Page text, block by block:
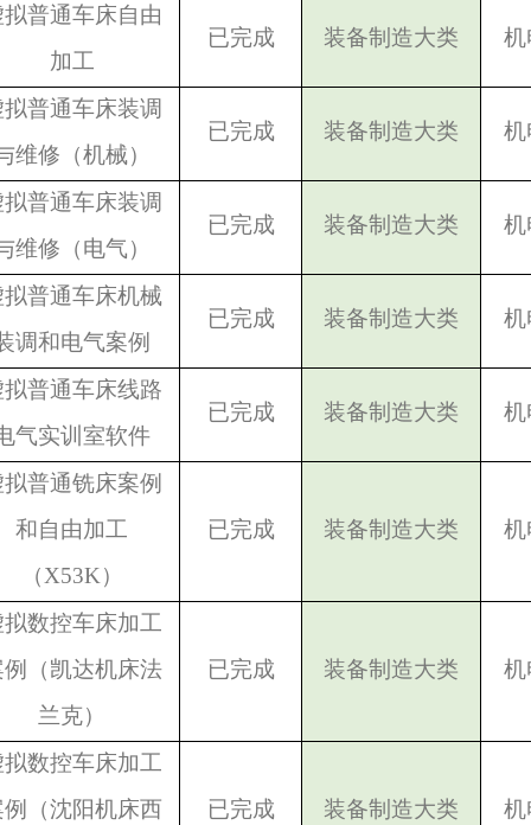
普通车床自由
加工
已完成 装备制造大类 机
普通车床装调
维修（机械）
已完成 装备制造大类 机
普通车床装调
维修（电气）
已完成 装备制造大类 机
普通车床机械
调和电气案例
已完成 装备制造大类 机
普通车床线路
气实训室软件
已完成 装备制造大类 机
普通铣床案例
和自由加工
（X53K）
已完成 装备制造大类 机
数控车床加工
（凯达机床法
兰克）
已完成 装备制造大类 机
数控车床加工
（沈阳机床西
已完成 装备制造大类 机